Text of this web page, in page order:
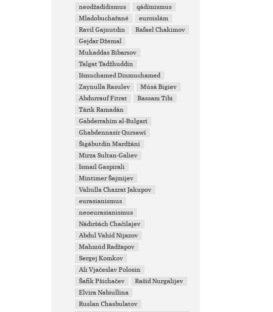
neodžadídismus
qádímismus
Mladobuchařané
euroislám
Ravil Gajnutdin
Rafael Chakimov
Gejdar Džemal
Mukaddas Bibarsov
Talgat Tadžhuddín
Išmuchamed Dinmuchamed
Zaynulla Rasulev
Músá Bigiev
Abdurrauf Fitrat
Bassam Tibi
Tárik Ramadán
Gabderrahím al-Bulgarí
Ghabdennasír Qursawí
Šigábutdín Mardžání
Mirza Sultan-Galiev
Ismail Gaspirali
Mintimer Šajmijev
Valiulla Chazrat Jakupov
eurasianismus
neoeurasianismus
Nádiršách Chačilajev
Abdul Vahíd Nijazov
Mahmúd Radžapov
Sergej Komkov
Ali Vjačeslav Polosin
Šafik Pšichačev
Rašíd Nurgalijev
Elvira Nabiullina
Ruslan Chasbulatov